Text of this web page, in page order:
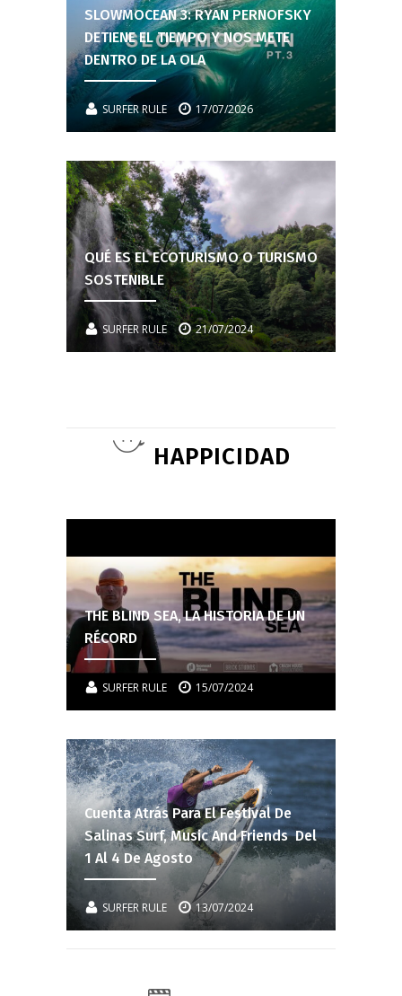
SLOWMOCEAN 3: RYAN PERNOFSKY
DETIENE EL TIEMPO Y NOS METE
DENTRO DE LA OLA
SURFER RULE 17/07/2026
QUÉ ES EL ECOTURISMO O TURISMO
SOSTENIBLE
SURFER RULE 21/07/2024
HAPPICIDAD
THE BLIND SEA, LA HISTORIA DE UN
RÉCORD
SURFER RULE 15/07/2024
Cuenta Atrás Para El Festival De
Salinas Surf, Music And Friends Del
1 Al 4 De Agosto
SURFER RULE 13/07/2024